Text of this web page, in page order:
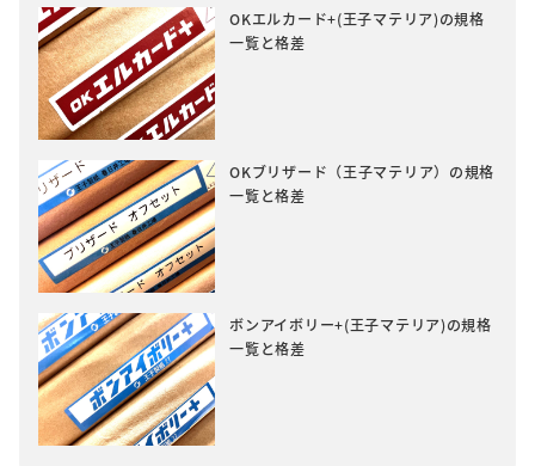
OKエルカード+(王子マテリア)の規格
一覧と格差
OKブリザード（王子マテリア）の規格
一覧と格差
ボンアイボリー+(王子マテリア)の規格
一覧と格差